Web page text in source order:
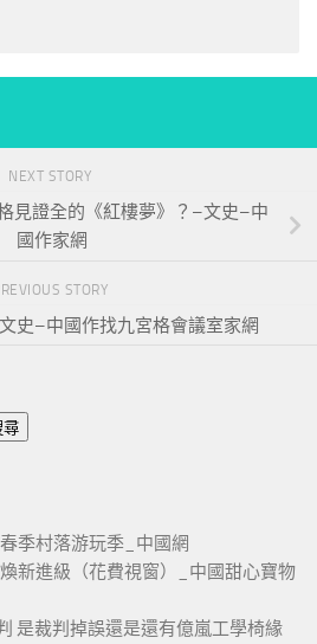
NEXT STORY
見證全的《紅樓夢》？–文史–中
國作家網
STORY
史–中國作找九宮格會議室家網
尋
季村落游玩季_中國網
新進級（花費視窗）_中國甜心寶物
是裁判掉誤還是還有億嵐工學椅緣